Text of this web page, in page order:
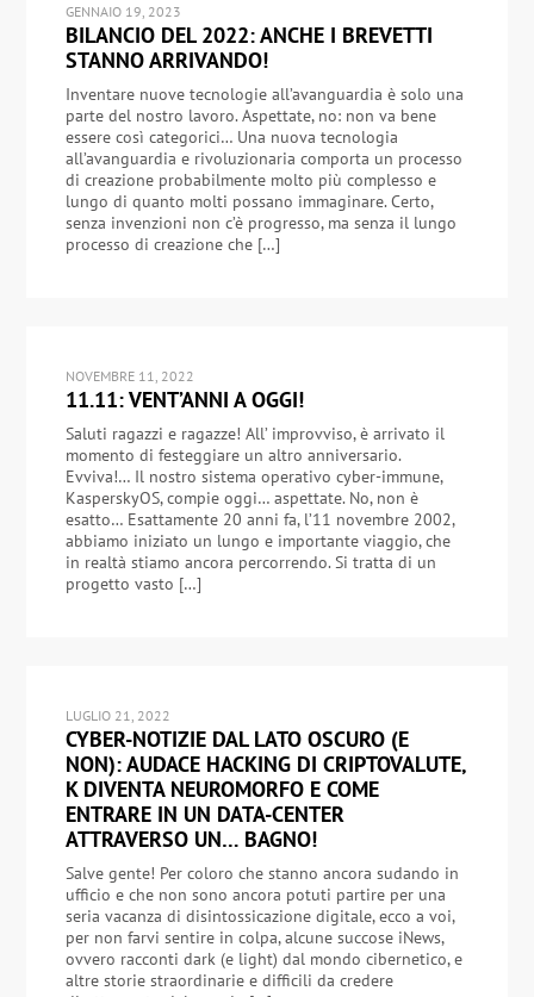
GENNAIO 19, 2023
BILANCIO DEL 2022: ANCHE I BREVETTI
STANNO ARRIVANDO!
Inventare nuove tecnologie all’avanguardia è solo una
parte del nostro lavoro. Aspettate, no: non va bene
essere così categorici… Una nuova tecnologia
all’avanguardia e rivoluzionaria comporta un processo
di creazione probabilmente molto più complesso e
lungo di quanto molti possano immaginare. Certo,
senza invenzioni non c’è progresso, ma senza il lungo
processo di creazione che […]
NOVEMBRE 11, 2022
11.11: VENT’ANNI A OGGI!
Saluti ragazzi e ragazze! All’ improvviso, è arrivato il
momento di festeggiare un altro anniversario.
Evviva!… Il nostro sistema operativo cyber-immune,
KasperskyOS, compie oggi… aspettate. No, non è
esatto… Esattamente 20 anni fa, l’11 novembre 2002,
abbiamo iniziato un lungo e importante viaggio, che
in realtà stiamo ancora percorrendo. Si tratta di un
progetto vasto […]
LUGLIO 21, 2022
CYBER-NOTIZIE DAL LATO OSCURO (E
NON): AUDACE HACKING DI CRIPTOVALUTE,
K DIVENTA NEUROMORFO E COME
ENTRARE IN UN DATA-CENTER
ATTRAVERSO UN… BAGNO!
Salve gente! Per coloro che stanno ancora sudando in
ufficio e che non sono ancora potuti partire per una
seria vacanza di disintossicazione digitale, ecco a voi,
per non farvi sentire in colpa, alcune succose iNews,
ovvero racconti dark (e light) dal mondo cibernetico, e
altre storie straordinarie e difficili da credere